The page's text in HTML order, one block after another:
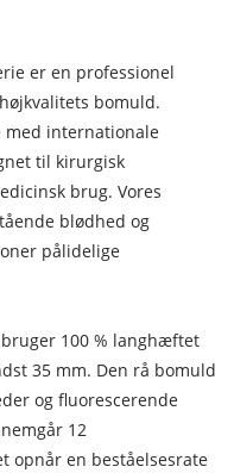
er en professionel
bomuld.
med internationale
til kirurgisk
brug. Vores
blødhed og
pålidelige
100 % langhæftet
35 mm. Den rå bomuld
og fluorescerende
12
opnår en beståelsesrate